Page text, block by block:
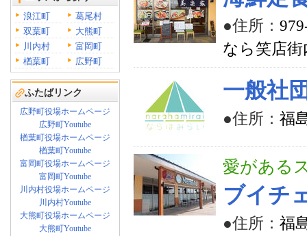
浪江町
葛尾村
双葉町
大熊町
川内村
富岡町
楢葉町
広野町
ふたばリンク
広野町役場ホームページ
広野町Youtube
楢葉町役場ホームページ
楢葉町Youtube
富岡町役場ホームページ
富岡町Youtube
川内村役場ホームページ
川内村Youtube
大熊町役場ホームページ
大熊町Youtube
●住所：
なら笑店街
一般社
●住所： 福
愛がある
ブイチ
●住所： 福